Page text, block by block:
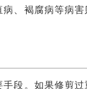
、褐腐病等病
。如果修剪过